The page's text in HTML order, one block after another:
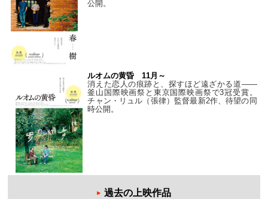
公開。
ルオムの黄昏 11月～
消えた恋人の痕跡と、探すほど遠ざかる道——
釜山国際映画祭と東京国際映画祭で3冠受賞。
チャン・リュル（張律）監督最新2作、待望の同
時公開。
過去の上映作品